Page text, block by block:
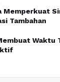
Memperkuat
Tambahan
Waktu